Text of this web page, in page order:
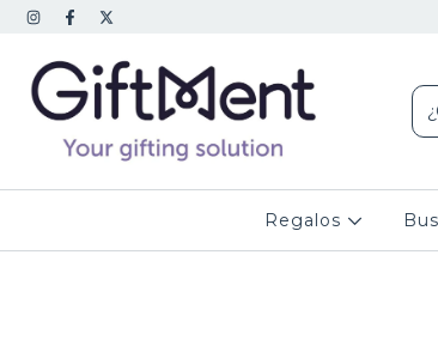
Regalos